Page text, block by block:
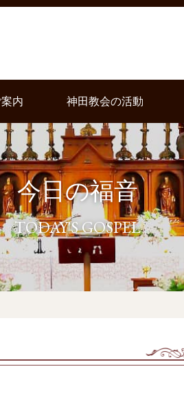
内 神田教会の活動
今日の福音
TODAY'S GOSPEL